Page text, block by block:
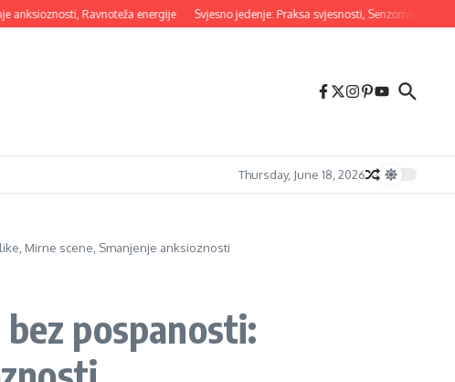
Ravnoteža energije Svjesno jedenje: Praksa svjesnosti, Senzorno iskustvo,
Thursday, June 18, 2026
Mirne scene, Smanjenje anksioznosti
pospanosti: